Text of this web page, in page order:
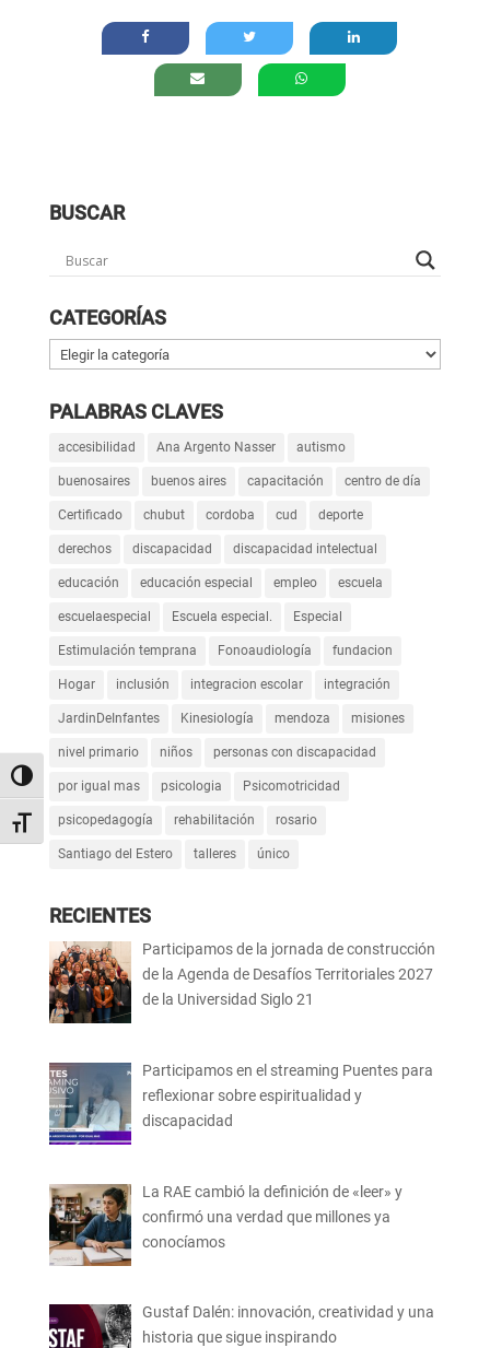
Alternar alto contraste
Alternar tamaño de letra
BUSCAR
CATEGORÍAS
Categorías
PALABRAS CLAVES
accesibilidad Ana Argento Nasser autismo
buenosaires buenos aires capacitación centro de día
Certificado chubut cordoba cud deporte
derechos discapacidad discapacidad intelectual
educación educación especial empleo escuela
escuelaespecial Escuela especial. Especial
Estimulación temprana Fonoaudiología fundacion
Hogar inclusión integracion escolar integración
JardinDeInfantes Kinesiología mendoza misiones
nivel primario niños personas con discapacidad
por igual mas psicologia Psicomotricidad
psicopedagogía rehabilitación rosario
Santiago del Estero talleres único
RECIENTES
Participamos de la jornada de construcción
de la Agenda de Desafíos Territoriales 2027
de la Universidad Siglo 21
Participamos en el streaming Puentes para
reflexionar sobre espiritualidad y
discapacidad
La RAE cambió la definición de «leer» y
confirmó una verdad que millones ya
conocíamos
Gustaf Dalén: innovación, creatividad y una
historia que sigue inspirando